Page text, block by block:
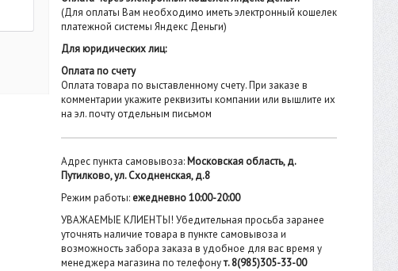
(Для оплаты Вам необходимо иметь электронный кошелек
платежной системы Яндекс Деньги)
Для юридических лиц:
Оплата по счету
Оплата товара по выставленному счету. При заказе в
комментарии укажите реквизиты компании или вышлите их
на эл. почту отдельным письмом
Адрес пункта самовывоза: Московская область, д.
Путилково, ул. Сходненская, д.8
Режим работы: ежедневно 10:00-20:00
УВАЖАЕМЫЕ КЛИЕНТЫ! Убедительная просьба заранее
уточнять наличие товара в пункте самовывоза и
возможность забора заказа в удобное для вас время у
менеджера магазина по телефонут. 8(985)305-33-00